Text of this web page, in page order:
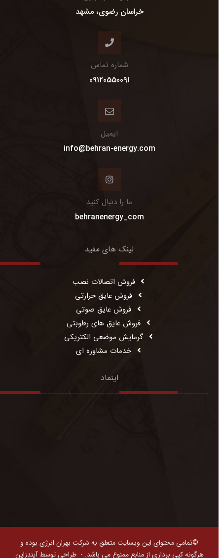
خراسان رضوی، مشهد
شماره تماس
09120550091
ایمیل
info@behran-energy.com
ما را دنبال کنید
behranenergy_com
لینک های مفید
فروش اتصالات نصب
فروش عایق حرارتی
فروش عایق صوتی
فروش عایق های رطوبتی
گرمایش موضعی الکتریکی
خدمات مشاوره ای
اینماد
©تمامی محتوای این وبسایت متعلق به شرکت بهران انرژی بوده و
هرگونه کپی برداری از منابع ممنوع می باشد. -طراحی توسط آیندزاین